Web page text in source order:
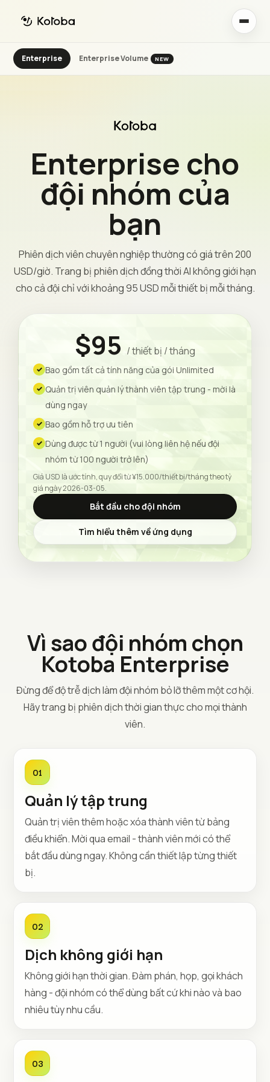
Enterprise Enterprise Volume NEW
Enterprise cho
đội nhóm của
bạn
Phiên dịch viên chuyên nghiệp thường có giá trên 200
USD/giờ. Trang bị phiên dịch đồng thời AI không giới hạn
cho cả đội chỉ với khoảng 95 USD mỗi thiết bị mỗi tháng.
$95 / thiết bị / tháng
Bao gồm tất cả tính năng của gói Unlimited
Quản trị viên quản lý thành viên tập trung - mời là
dùng ngay
Bao gồm hỗ trợ ưu tiên
Dùng được từ 1 người (vui lòng liên hệ nếu đội
nhóm từ 100 người trở lên)
Giá USD là ước tính, quy đổi từ ¥15.000/thiết bị/tháng theo tỷ
giá ngày 2026-03-05.
Bắt đầu cho đội nhóm
Tìm hiểu thêm về ứng dụng
Vì sao đội nhóm chọn
Kotoba Enterprise
Đừng để độ trễ dịch làm đội nhóm bỏ lỡ thêm một cơ hội.
Hãy trang bị phiên dịch thời gian thực cho mọi thành
viên.
01
Quản lý tập trung
Quản trị viên thêm hoặc xóa thành viên từ bảng
điều khiển. Mời qua email - thành viên mới có thể
bắt đầu dùng ngay. Không cần thiết lập từng thiết
bị.
02
Dịch không giới hạn
Không giới hạn thời gian. Đàm phán, họp, gọi khách
hàng - đội nhóm có thể dùng bất cứ khi nào và bao
nhiêu tùy nhu cầu.
03